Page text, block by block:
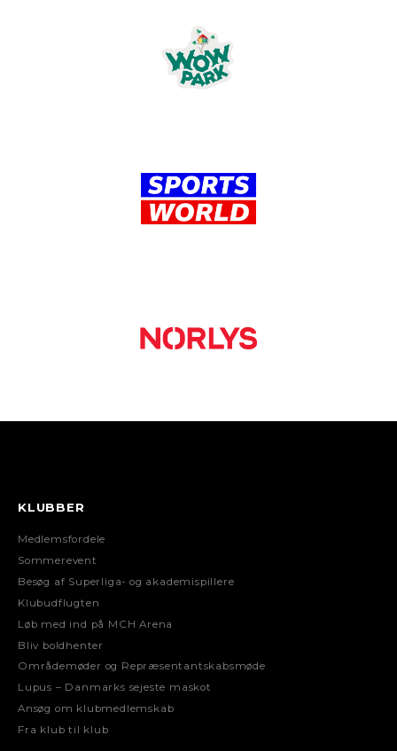
KLUBBER
Medlemsfordele
Sommerevent
Besøg af Superliga- og akademispillere
Klubudflugten
Løb med ind på MCH Arena
Bliv boldhenter
Områdemøder og Repræsentantskabsmøde
Lupus – Danmarks sejeste maskot
Ansøg om klubmedlemskab
Fra klub til klub